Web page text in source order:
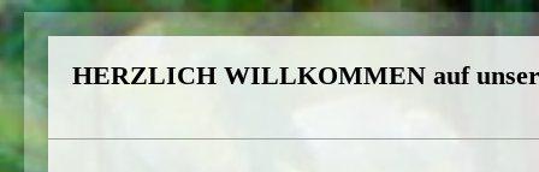
HERZLICH WILLKOMMEN auf